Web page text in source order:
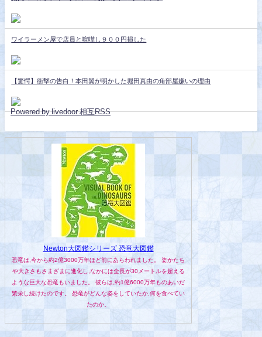
ワイラーメン屋で店員と喧嘩し９００円損した
【驚愕】衝撃の告白！本田翼が明かした堀田真由の角部屋嫌いの理由
Powered by livedoor 相互RSS
Newton大図鑑シリーズ 恐竜大図鑑
恐竜は,今から約2億3000万年ほど前にあらわれました。 姿かたち
や大きさもさまざまに進化し,なかには全長が30メートルを超える
ような巨大な恐竜もいました。 彼らは,約1億6000万年ものあいだ
繁栄し続けたのです。 恐竜がどんな姿をしていたか,何を食べてい
たのか。